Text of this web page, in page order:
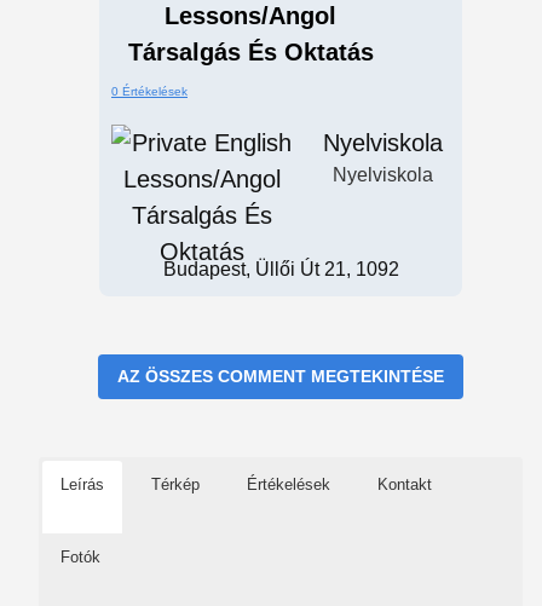
Lessons/Angol
Társalgás És Oktatás
0 Értékelések
Nyelviskola
Nyelviskola
Budapest, Üllői Út 21, 1092
AZ ÖSSZES COMMENT MEGTEKINTÉSE
Leírás Térkép Értékelések Kontakt
Fotók